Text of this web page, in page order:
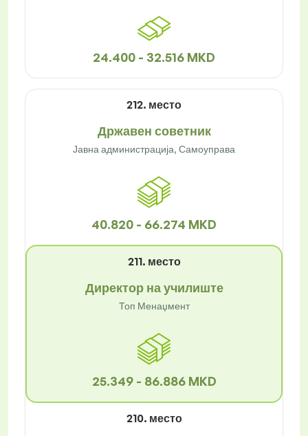
24.400 - 32.516 MKD
212. место
Државен советник
Јавна администрација, Самоуправа
40.820 - 66.274 MKD
211. место
Директор на училиште
Топ Менаџмент
25.349 - 86.886 MKD
210. место